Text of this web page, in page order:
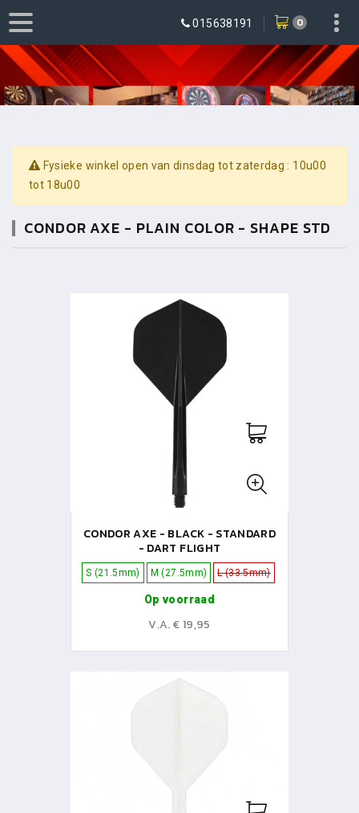
015638191 0
Fysieke winkel open van dinsdag tot zaterdag : 10u00
tot 18u00
CONDOR AXE - PLAIN COLOR - SHAPE STD
CONDOR AXE - BLACK - STANDARD
- DART FLIGHT
S (21.5mm) M (27.5mm) L (33.5mm)
Op voorraad
V.A. € 19,95